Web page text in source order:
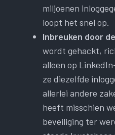
miljoenen
loopt het snel op.
Inbreuken door
wordt gehackt,
alleen op
ze diezelfde
allerlei andere
heeft misschien
beveiliging ter